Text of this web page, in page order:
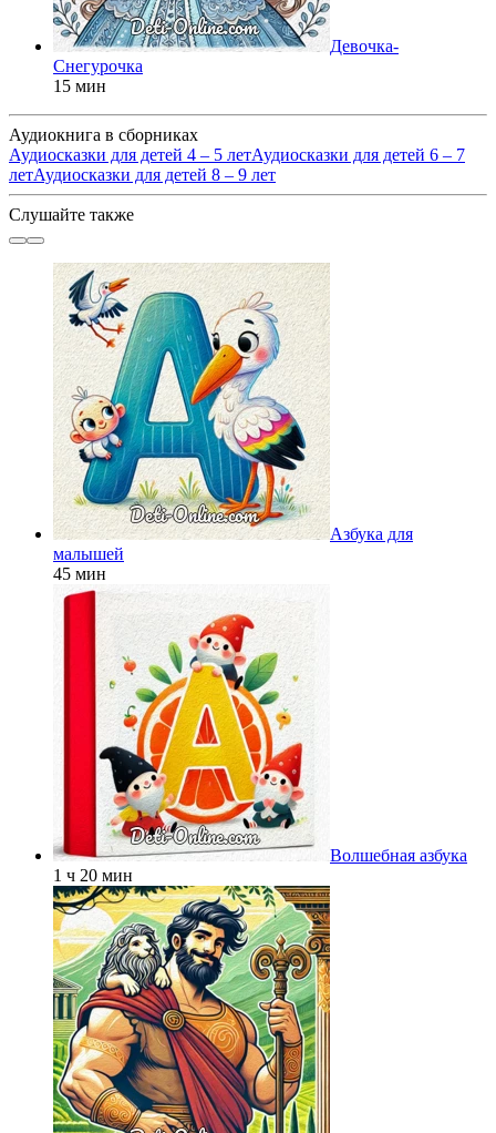
Девочка-
Снегурочка
15 мин
Аудиокнига в сборниках
Аудиосказки для детей 4 – 5 летАудиосказки для детей 6 – 7
летАудиосказки для детей 8 – 9 лет
Слушайте также
Азбука для
малышей
45 мин
Волшебная азбука
1 ч 20 мин